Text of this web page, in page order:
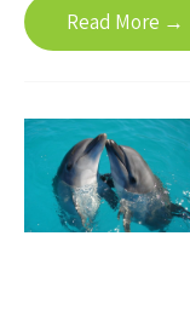
Read More →